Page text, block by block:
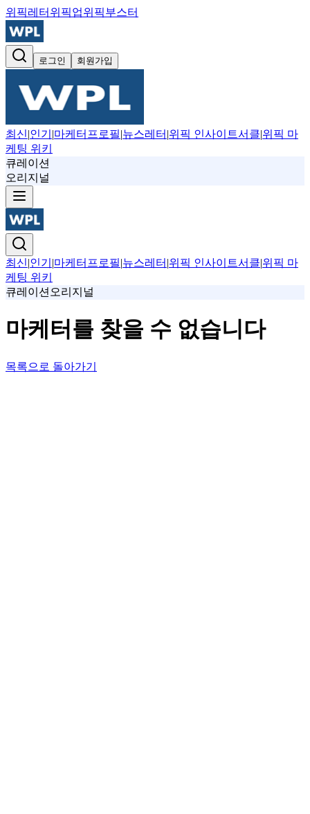
위픽레터 위픽업위픽부스터
로그인 회원가입
최신|인기 |마케터프로필|뉴스레터 |위픽 인사이트서클|위픽 마
케팅 위키
큐레이션
오리지널
최신|인기 |마케터프로필|뉴스레터 |위픽 인사이트서클|위픽 마
케팅 위키
큐레이션 오리지널
마케터를 찾을 수 없습니다
목록으로 돌아가기